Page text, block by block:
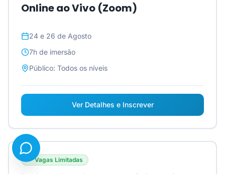
Online ao Vivo (Zoom)
24 e 26 de Agosto
7h de imersão
Público: Todos os níveis
Ver Detalhes e Inscrever
Vagas Limitadas